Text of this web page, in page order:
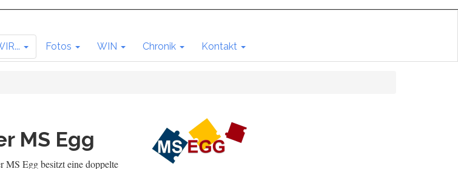
Fotos WIN Chronik Kontakt
MS Egg
MS Egg besitzt eine doppelte